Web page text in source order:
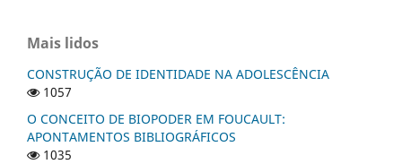
Mais lidos
CONSTRUÇÃO DE IDENTIDADE NA ADOLESCÊNCIA
1057
O CONCEITO DE BIOPODER EM FOUCAULT:
APONTAMENTOS BIBLIOGRÁFICOS
1035